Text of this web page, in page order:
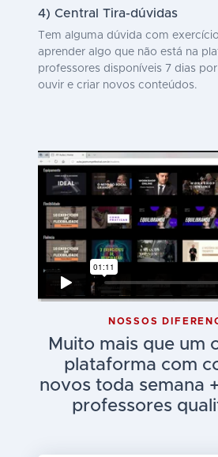
4) Central Tira-dúvidas
Tem alguma dúvida com
aprender algo que não está na
professores disponíveis 7 dias
ouvir e criar novos conteúdos.
NOSSOS
Muito mais que um
plataforma com
novos toda semana
professores